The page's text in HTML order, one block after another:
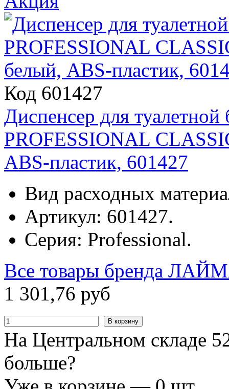
Код 601427
Диспенсер для
PROFESSIONAL
ABS-пластик, 601427
Вид расходных
Артикул: 601427.
Серия: Professional.
Все товары бренда
1 301,76 руб
В корзину
На Центральном складе
больше?